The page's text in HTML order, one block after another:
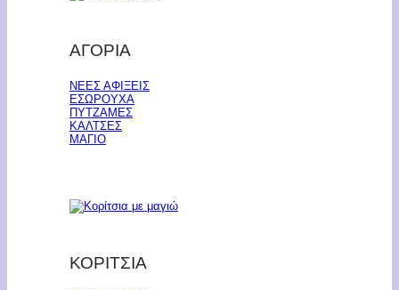
ΑΓΟΡΙΑ
ΝΕΕΣ ΑΦΙΞΕΙΣ
ΕΣΩΡΟΥΧΑ
ΠΥΤΖΑΜΕΣ
ΚΑΛΤΣΕΣ
ΜΑΓΙΟ
ΚΟΡΙΤΣΙΑ